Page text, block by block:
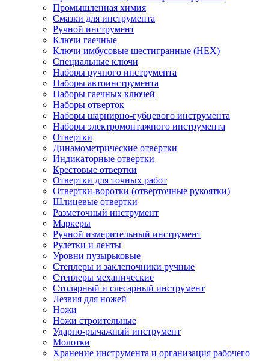
Промышленная химия
Смазки для инструмента
Ручной инструмент
Ключи гаечные
Ключи имбусовые шестигранные (HEX)
Специальные ключи
Наборы ручного инструмента
Наборы автоинструмента
Наборы гаечных ключей
Наборы отверток
Наборы шарнирно-губцевого инструмента
Наборы электромонтажного инструмента
Отвертки
Динамометрические отвертки
Индикаторные отвертки
Крестовые отвертки
Отвертки для точных работ
Отвертки-воротки (отверточные рукоятки)
Шлицевые отвертки
Разметочный инструмент
Маркеры
Ручной измерительный инструмент
Рулетки и ленты
Уровни пузырьковые
Степлеры и заклепочники ручные
Степлеры механические
Столярный и слесарный инструмент
Лезвия для ножей
Ножи
Ножи строительные
Ударно-рычажный инструмент
Молотки
Хранение инструмента и организация рабочего